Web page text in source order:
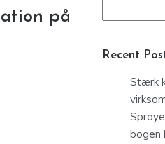
på
Recent
Stærk
bogen